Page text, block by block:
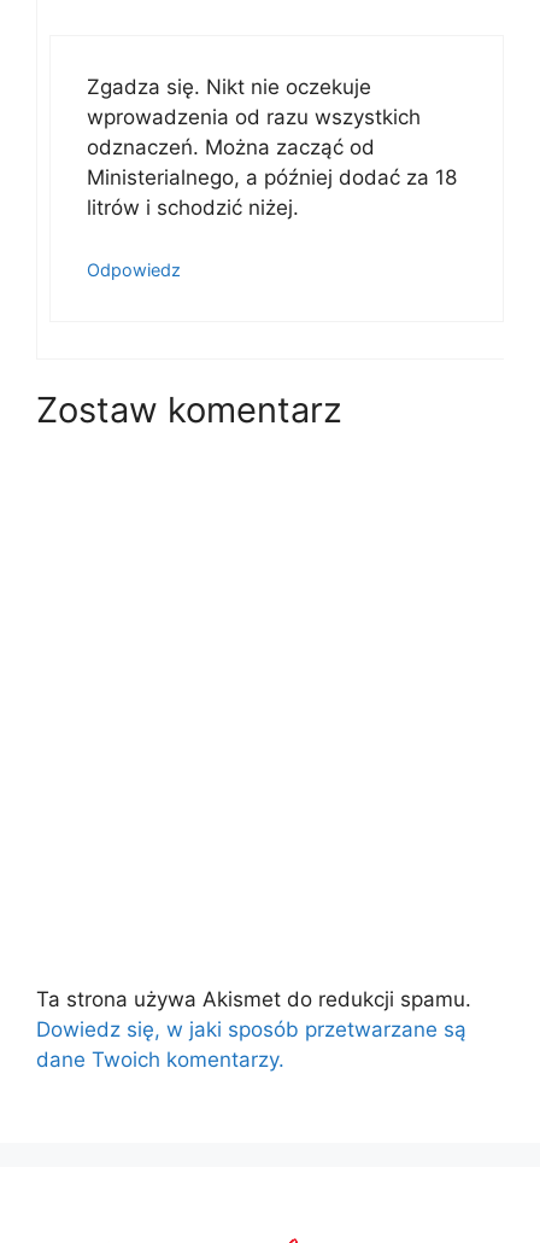
Zgadza się. Nikt nie oczekuje
wprowadzenia od razu wszystkich
odznaczeń. Można zacząć od
Ministerialnego, a później dodać za 18
litrów i schodzić niżej.
Odpowiedz
Zostaw komentarz
Ta strona używa Akismet do redukcji spamu.
Dowiedz się, w jaki sposób przetwarzane są
dane Twoich komentarzy.